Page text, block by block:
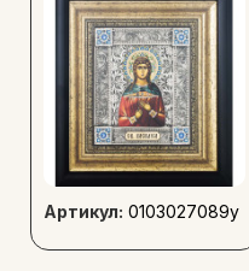
Артикул: 0103027089y